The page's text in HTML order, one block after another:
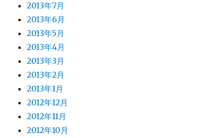
2013年7月
2013年6月
2013年5月
2013年4月
2013年3月
2013年2月
2013年1月
2012年12月
2012年11月
2012年10月